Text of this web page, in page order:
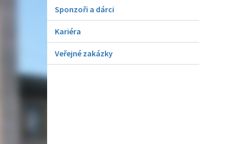
Sponzoři a dárci
Kariéra
Veřejné zakázky